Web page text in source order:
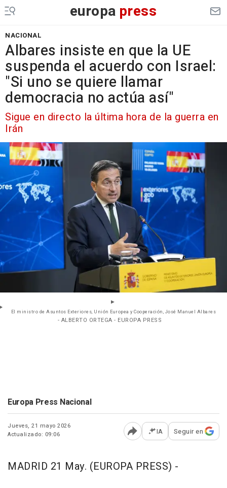
europa press
NACIONAL
Albares insiste en que la UE
suspenda el acuerdo con Israel:
"Si uno se quiere llamar
democracia no actúa así"
Sigue en directo la última hora de la guerra en
Irán
El ministro de Asuntos Exteriores, Unión Europea y Cooperación, José Manuel Albares
- ALBERTO ORTEGA - EUROPA PRESS
Europa Press Nacional
Jueves, 21 mayo 2026
Actualizado: 09:06
Abrir opciones para
IA Seguir en
MADRID 21 May. (EUROPA PRESS) -